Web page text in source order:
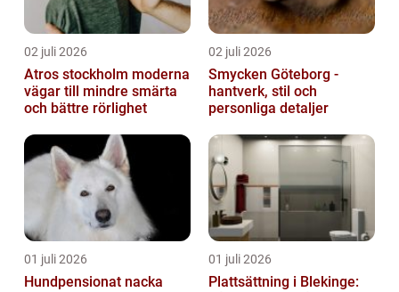
02 juli 2026
Atros stockholm moderna
vägar till mindre smärta
och bättre rörlighet
02 juli 2026
Smycken Göteborg -
hantverk, stil och
personliga detaljer
01 juli 2026
Hundpensionat nacka
01 juli 2026
Plattsättning i Blekinge: